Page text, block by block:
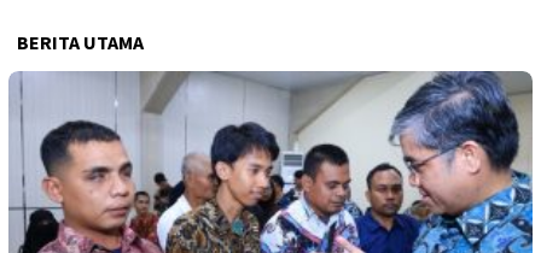
BERITA UTAMA